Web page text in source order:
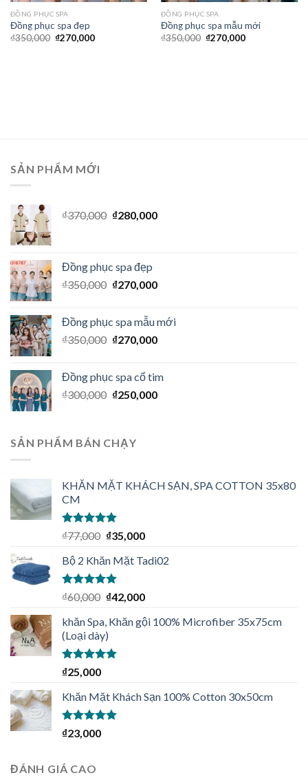
ĐỒNG PHỤC SPA
Đồng phục spa đẹp
₫350,000 ₫270,000
ĐỒNG PHỤC SPA
Đồng phục spa mẫu mới
₫350,000 ₫270,000
SẢN PHẨM MỚI
₫370,000 ₫280,000
Đồng phục spa đẹp
₫350,000 ₫270,000
Đồng phục spa mẫu mới
₫350,000 ₫270,000
Đồng phục spa cổ tim
₫300,000 ₫250,000
SẢN PHẨM BÁN CHẠY
KHĂN MẶT KHÁCH SẠN, SPA COTTON 35x80
CM
Được xếp
hạng
sao
₫77,000 ₫35,000
Bộ 2 Khăn Mặt Tadi02
Được xếp
hạng
sao
₫60,000 ₫42,000
khăn Spa, Khăn gội 100% Microfiber 35x75cm
(Loại dày)
Được xếp
hạng
sao
₫25,000
Khăn Mặt Khách Sạn 100% Cotton 30x50cm
Được xếp
hạng
₫23,000
ĐÁNH GIÁ CAO